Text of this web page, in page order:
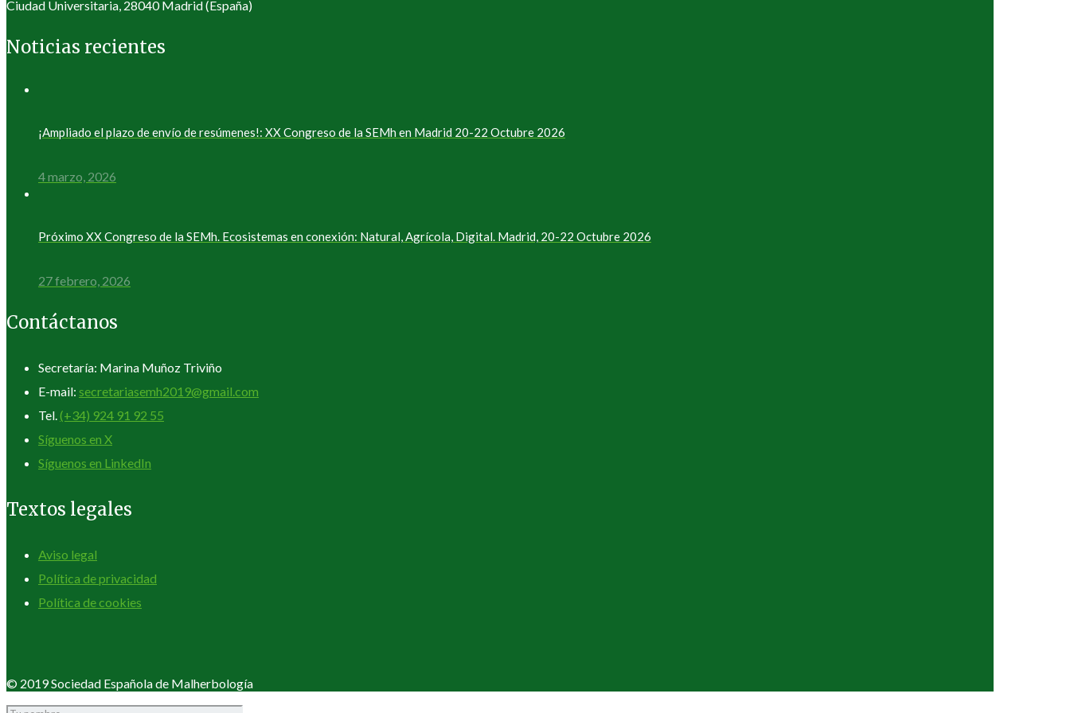
Ciudad Universitaria, 28040 Madrid (España)
Noticias recientes
¡Ampliado el plazo de envío de resúmenes!: XX Congreso de la SEMh en Madrid 20-22 Octubre 2026
4 marzo, 2026
Próximo XX Congreso de la SEMh. Ecosistemas en conexión: Natural, Agrícola, Digital. Madrid, 20-22 Octubre 2026
27 febrero, 2026
Contáctanos
Secretaría: Marina Muñoz Triviño
E-mail: secretariasemh2019@gmail.com
Tel. (+34) 924 91 92 55
Síguenos en X
Síguenos en LinkedIn
Textos legales
Aviso legal
Política de privacidad
Política de cookies
© 2019 Sociedad Española de Malherbología